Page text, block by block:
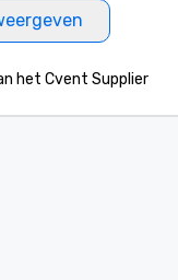
het Cvent Supplier